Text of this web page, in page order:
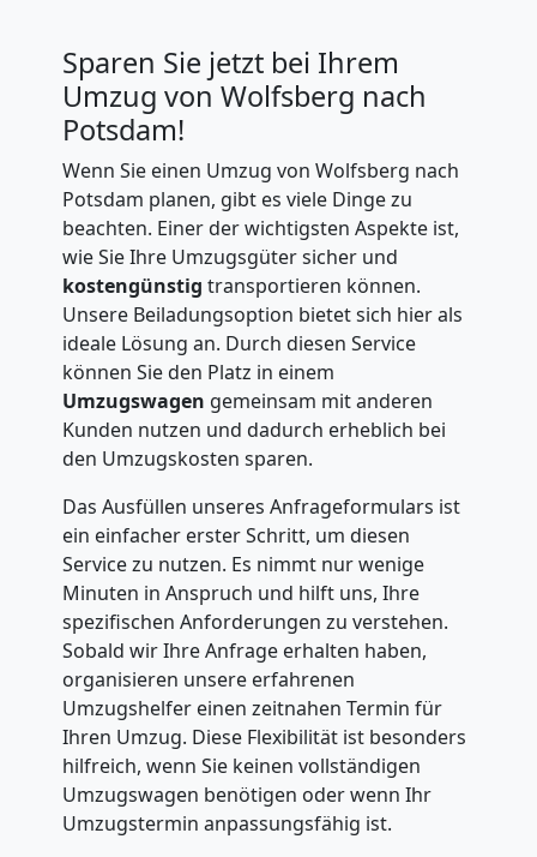
Sparen Sie jetzt bei Ihrem
Umzug von Wolfsberg nach
Potsdam!
Wenn Sie einen Umzug von Wolfsberg nach
Potsdam planen, gibt es viele Dinge zu
beachten. Einer der wichtigsten Aspekte ist,
wie Sie Ihre Umzugsgüter sicher und
kostengünstig transportieren können.
Unsere Beiladungsoption bietet sich hier als
ideale Lösung an. Durch diesen Service
können Sie den Platz in einem
Umzugswagen gemeinsam mit anderen
Kunden nutzen und dadurch erheblich bei
den Umzugskosten sparen.
Das Ausfüllen unseres Anfrageformulars ist
ein einfacher erster Schritt, um diesen
Service zu nutzen. Es nimmt nur wenige
Minuten in Anspruch und hilft uns, Ihre
spezifischen Anforderungen zu verstehen.
Sobald wir Ihre Anfrage erhalten haben,
organisieren unsere erfahrenen
Umzugshelfer einen zeitnahen Termin für
Ihren Umzug. Diese Flexibilität ist besonders
hilfreich, wenn Sie keinen vollständigen
Umzugswagen benötigen oder wenn Ihr
Umzugstermin anpassungsfähig ist.